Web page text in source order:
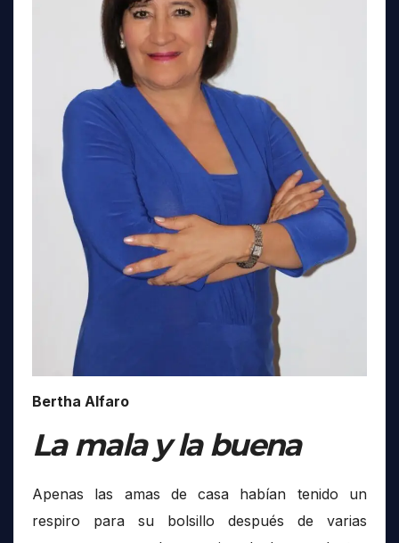
Bertha Alfaro
La mala y la buena
Apenas las amas de casa habían tenido un
respiro para su bolsillo después de varias